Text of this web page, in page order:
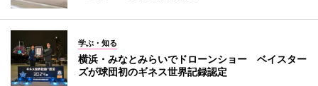
学ぶ・知る
横浜・みなとみらいでドローンショー ベイスター
ズが球団初のギネス世界記録認定